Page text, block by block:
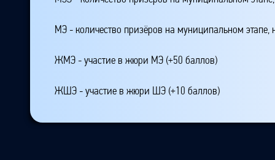
МЭ - количество призёров на муниципальном
ЖМЭ - участие в жюри МЭ (+50 баллов)
ЖШЭ - участие в жюри ШЭ (+10 баллов)